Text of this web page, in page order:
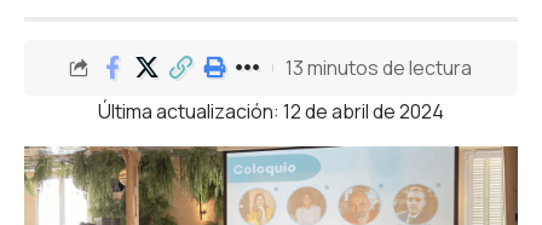
Última actualización: 12 de abril de 2024
13 minutos de lectura